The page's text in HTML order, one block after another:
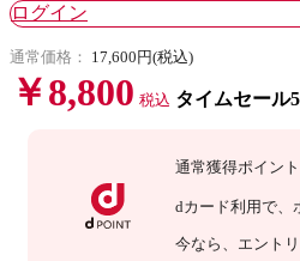
ログイン
通常価格： 17,600円(税込)
￥8,800 税込 タイムセール
通常獲得ポイント
dカード利用で、
今なら 、エント